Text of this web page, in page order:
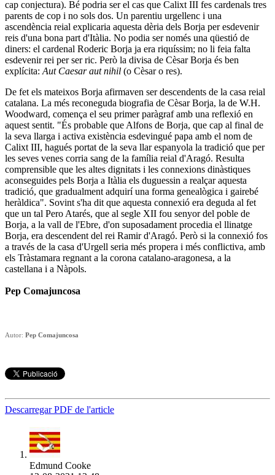
cap conjectura). Bé podria ser el cas que Calixt III fes cardenals tres
parents de cop i no sols dos. Un parentiu urgellenc i una
ascendència reial explicaria aquesta dèria dels Borja per esdevenir
reis d'una bona part d'Itàlia. No podia ser només una qüestió de
diners: el cardenal Roderic Borja ja era riquíssim; no li feia falta
esdevenir rei per ser ric. Però la divisa de Cèsar Borja és ben
explícita: Aut Caesar aut nihil (o Cèsar o res).
De fet els mateixos Borja afirmaven ser descendents de la casa reial
catalana. La més reconeguda biografia de Cèsar Borja, la de W.H.
Woodward, comença el seu primer paràgraf amb una reflexió en
aquest sentit. "És probable que Alfons de Borja, que cap al final de
la seva llarga i activa existència esdevingué papa amb el nom de
Calixt III, hagués portat de la seva llar espanyola la tradició que per
les seves venes corria sang de la família reial d'Aragó. Resulta
comprensible que les altes dignitats i les connexions dinàstiques
aconseguides pels Borja a Itàlia els duguessin a realçar aquesta
tradició, que gradualment adquirí una forma genealògica i gairebé
heràldica". Sovint s'ha dit que aquesta connexió era deguda al fet
que un tal Pero Atarés, que al segle XII fou senyor del poble de
Borja, a la vall de l'Ebre, d'on suposadament procedia el llinatge
Borja, era descendent del rei Ramir d'Aragó. Però si la connexió fos
a través de la casa d'Urgell seria més propera i més conflictiva, amb
els Tràstamara regnant a la corona catalano-aragonesa, a la
castellana i a Nàpols.
Pep Comajuncosa
Autor: Pep Comajuncosa
Descarregar PDF de l'article
Edmund Cooke